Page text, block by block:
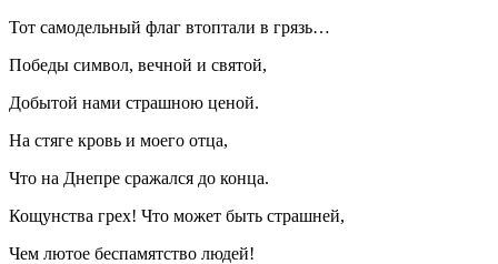
Тот самодельный флаг втоптали в грязь…
Победы символ, вечной и святой,
Добытой нами страшною ценой.
На стяге кровь и моего отца,
Что на Днепре сражался до конца.
Кощунства грех! Что может быть страшней,
Чем лютое беспамятство людей!